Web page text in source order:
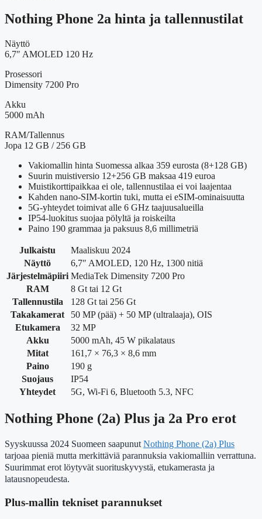
Nothing Phone 2a hinta ja tallennustilat
Näyttö
6,7″ AMOLED 120 Hz
Prosessori
Dimensity 7200 Pro
Akku
5000 mAh
RAM/Tallennus
Jopa 12 GB / 256 GB
Vakiomallin hinta Suomessa alkaa 359 eurosta (8+128 GB)
Suurin muistiversio 12+256 GB maksaa 419 euroa
Muistikorttipaikkaa ei ole, tallennustilaa ei voi laajentaa
Kahden nano-SIM-kortin tuki, mutta ei eSIM-ominaisuutta
5G-yhteydet toimivat alle 6 GHz taajuusalueilla
IP54-luokitus suojaa pölyltä ja roiskeilta
Paino 190 grammaa ja paksuus 8,6 millimetriä
Julkaistu
Maaliskuu 2024
Näyttö
6,7″ AMOLED, 120 Hz, 1300 nitiä
Järjestelmäpiiri MediaTek Dimensity 7200 Pro
RAM
8 Gt tai 12 Gt
Tallennustila
128 Gt tai 256 Gt
Takakamerat
50 MP (pää) + 50 MP (ultralaaja), OIS
Etukamera
32 MP
Akku
5000 mAh, 45 W pikalataus
Mitat
161,7 × 76,3 × 8,6 mm
Paino
190 g
Suojaus
IP54
Yhteydet
5G, Wi-Fi 6, Bluetooth 5.3, NFC
Nothing Phone (2a) Plus ja 2a Pro erot
Syyskuussa 2024 Suomeen saapunutNothing Phone (2a) Plus
tarjoaa pieniä mutta merkittäviä parannuksia vakiomalliin verrattuna.
Suurimmat erot löytyvät suorituskyvystä, etukamerasta ja
latausnopeudesta.
Plus-mallin tekniset parannukset